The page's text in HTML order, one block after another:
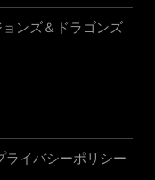
ョンズ＆ドラゴンズ
ライバシーポリシー